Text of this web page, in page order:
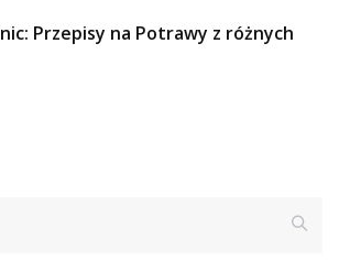
Przepisy na Potrawy z różnych